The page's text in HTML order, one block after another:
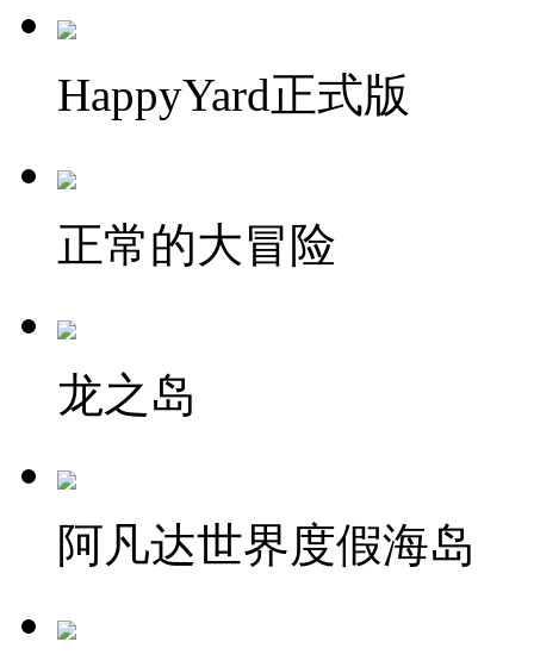
HappyYard正式版
正常的大冒险
龙之岛
阿凡达世界度假海岛